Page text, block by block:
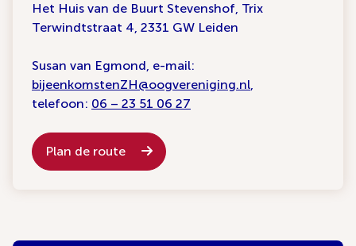
Het Huis van de Buurt Stevenshof, Trix
Terwindtstraat 4, 2331 GW Leiden
Susan van Egmond, e-mail:
bijeenkomstenZH@oogvereniging.nl,
telefoon: 06 – 23 51 06 27
Plan de route